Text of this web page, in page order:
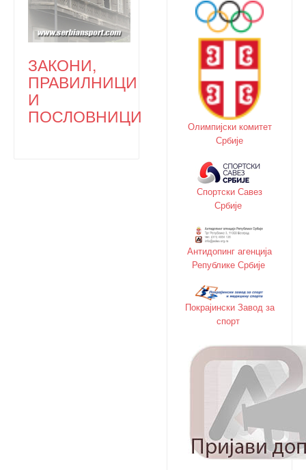
ЗАКОНИ,
ПРАВИЛНИЦИ
И
ПОСЛОВНИЦИ
Олимпијски комитет
Србије
Спортски Савез
Србије
Антидопинг агенција
Републике Србије
Покрајински Завод за
спорт